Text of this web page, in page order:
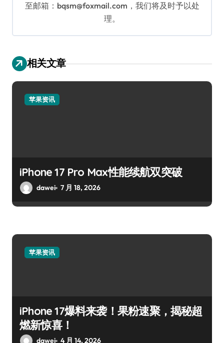
至邮箱：bqsm@foxmail.com，我们将及时予以处
理。
相关文章
苹果资讯
iPhone 17 Pro Max性能续航双突破
dawei 7 月 18, 2026
苹果资讯
iPhone 17爆料来袭！果粉速聚，揭秘超
燃新惊喜！
dawei 4 月 14, 2026